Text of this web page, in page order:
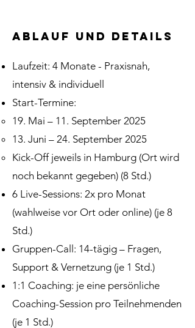
ABLAUF UND DETAILS
Laufzeit: 4 Monate - Praxisnah,
intensiv & individuell
Start-Termine:
19. Mai – 11. September 2025
13. Juni – 24. September 2025
Kick-Off jeweils in Hamburg (Ort wird
noch bekannt gegeben) (8 Std.)
6 Live-Sessions: 2x pro Monat
(wahlweise vor Ort oder online) (je 8
Std.)
Gruppen-Call: 14-tägig – Fragen,
Support & Vernetzung (je 1 Std.)
1:1 Coaching: je eine persönliche
Coaching-Session pro Teilnehmenden
(je 1 Std.)